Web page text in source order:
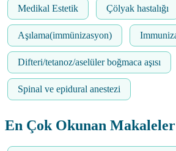
Medikal Estetik Çölyak hastalığı
Aşılama(immünizasyon)
Difteri/tetanoz/aselüler boğmaca aşısı
Spinal ve epidural anestezi
En Çok Okunan Makaleler